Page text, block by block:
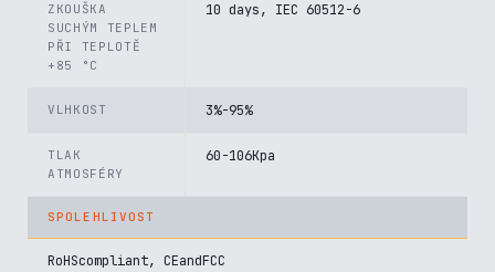
ZKOUŠKA
SUCHÝM TEPLEM
PŘI TEPLOTĚ
+85 °C
10 days, IEC 60512-6
VLHKOST 3%-95%
TLAK
ATMOSFÉRY
60-106Kpa
SPOLEHLIVOST
RoHScompliant, CEandFCC